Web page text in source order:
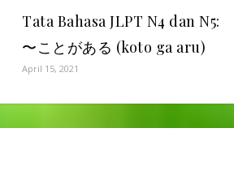
Tata Bahasa JLPT N4 dan N5:
〜ことがある (koto ga aru)
April 15, 2021